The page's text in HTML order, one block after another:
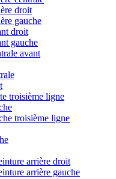
droit
gauche
droit
gauche
avant
troisième ligne
troisième ligne
arrière droit
arrière gauche